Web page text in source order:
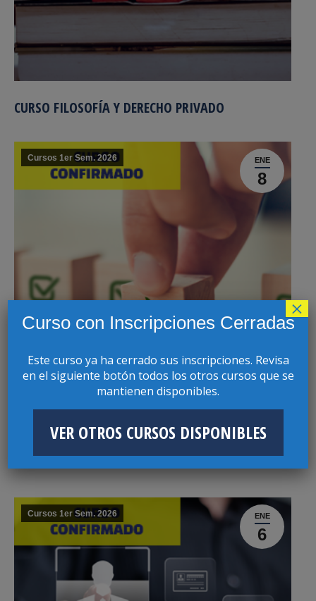
CURSO FILOSOFÍA Y DERECHO PRIVADO
ENE
8
Cursos 1er Sem. 2026
CURSO PROGRAMAS DE CUMPLIMIENTO
ENE
6
Cursos 1er Sem. 2026
Curso con Inscripciones Cerradas
Este curso ya ha cerrado sus inscripciones. Revisa
en el siguiente botón todos los otros cursos que se
mantienen disponibles.
VER OTROS CURSOS DISPONIBLES
×